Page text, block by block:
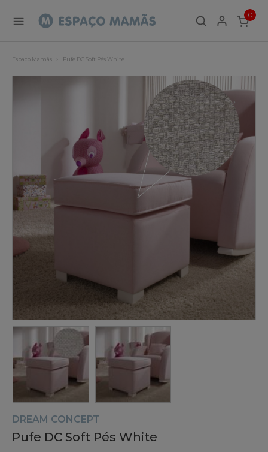
0
ITEMS
Espaço Mamãs Pufe DC Soft Pés White
DREAM CONCEPT
Pufe DC Soft Pés White